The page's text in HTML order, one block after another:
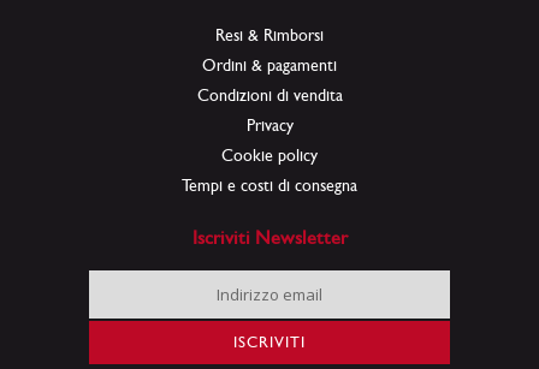
Resi & Rimborsi
Ordini & pagamenti
Condizioni di vendita
Privacy
Cookie policy
Tempi e costi di consegna
Iscriviti Newsletter
Iscriviti
alla
nostra
ISCRIVITI